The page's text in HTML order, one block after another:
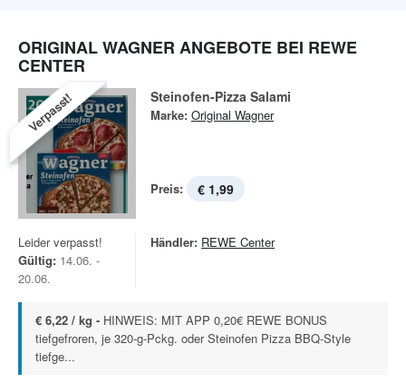
ORIGINAL WAGNER ANGEBOTE BEI REWE
CENTER
Verpasst! Steinofen-Pizza Salami
Marke: Original Wagner
Preis: € 1,99
Leider verpasst!
Gültig: 14.06. -
20.06.
Händler: REWE Center
€ 6,22 / kg - HINWEIS: MIT APP 0,20€ REWE BONUS
tiefgefroren, je 320-g-Pckg. oder Steinofen Pizza BBQ-Style
tiefge...